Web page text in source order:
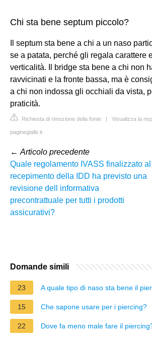
Chi sta bene septum piccolo?
Il septum sta bene a chi a un naso
se a patata, perché gli regala carattere
verticalità. Il bridge sta bene a chi non
ravvicinati e la fronte bassa, ma è
a chi non indossa gli occhiali da vista,
praticità.
Richiesta di rimozione della fonte | Visualizza la
paginegialle.it
← Articolo precedente
Quale regolamento IVASS finalizzato al
recepimento della IDD ha previsto una
revisione dell informativa
precontrattuale per tutti i prodotti
assicurativi?
Domande simili
23 A quale tipo di naso sta bene il
15 Che sapone usare per i piercing?
22 Dove fa meno male fare il